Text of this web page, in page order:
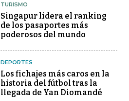
TURISMO
Singapur lidera el ranking
de los pasaportes más
poderosos del mundo
DEPORTES
Los fichajes más caros en la
historia del fútbol tras la
llegada de Yan Diomandé